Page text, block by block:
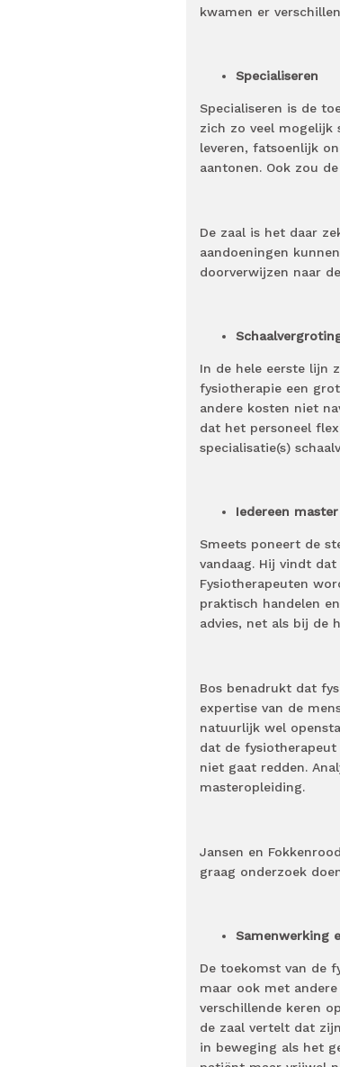
kwamen er
Specialiseren
Specialiseren is de
zich zo veel mogelijk
leveren, fatsoenlijk
aantonen. Ook zou
De zaal is het daar
aandoeningen
doorverwijzen naar
In de hele eerste lijn
fysiotherapie een
andere kosten niet
dat het personeel
specialisatie(s)
Iedereen master
Smeets poneert de
vandaag. Hij vindt
Fysiotherapeuten
praktisch handelen
advies, net als bij de
Bos benadrukt dat
expertise van de
natuurlijk wel
dat de
niet gaat redden.
masteropleiding.
Jansen en
graag onderzoek
Samenwerking
De toekomst van de
maar ook met
verschillende keren
de zaal vertelt dat
in beweging als het